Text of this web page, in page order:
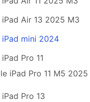
Air 13 2025 M3
mini 2024
Pro 11
iPad Pro 11 M5 2025
Pro 13